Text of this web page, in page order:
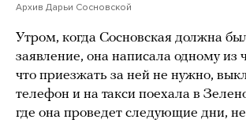
Архив Дарьи Сосновской
Утром, когда Сосновская должна
заявление, она написала одному из
что приезжать за ней не нужно,
телефон и на такси поехала в
где она проведет следующие дни,